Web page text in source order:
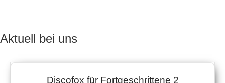
Aktuell bei uns
Discofox für Fortgeschrittene 2